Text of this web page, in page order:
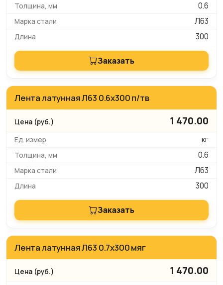
0.6
Л63
300
Заказать
Лента латунная Л63 0.6х300 п/тв
1 470.00
кг
0.6
Л63
300
Заказать
Лента латунная Л63 0.7х300 мяг
1 470.00